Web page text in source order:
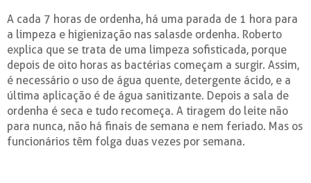
A cada 7 horas de ordenha, há uma parada de 1 hora para
a limpeza e higienização nas salasde ordenha. Roberto
explica que se trata de uma limpeza sofisticada, porque
depois de oito horas as bactérias começam a surgir. Assim,
é necessário o uso de água quente, detergente ácido, e a
última aplicação é de água sanitizante. Depois a sala de
ordenha é seca e tudo recomeça. A tiragem do leite não
para nunca, não há finais de semana e nem feriado. Mas os
funcionários têm folga duas vezes por semana.